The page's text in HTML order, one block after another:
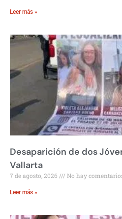
Leer más »
Desaparición de dos
Vallarta
7 de agosto, 2026 No hay
Leer más »